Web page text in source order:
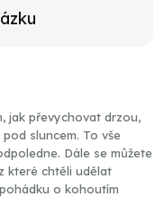
jak převychovat drzou,
sluncem. To vše
Dále se můžete
které chtěli udělat
o kohoutím